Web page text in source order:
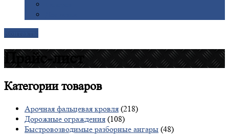
Прайс-лист
Категориитоваров
Арочная фальцевая кровля (218)
Дорожные ограждения (108)
Быстровозводимые разборные ангары (48)